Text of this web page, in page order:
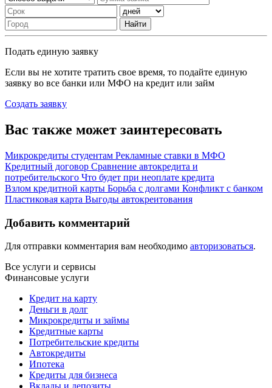
Найти
Подать единую заявку
Если вы не хотите тратить свое время, то подайте единую
заявку во все банки или МФО на кредит или займ
Создать заявку
Вас также может заинтересовать
Микрокредиты студентам Рекламные ставки в МФО
Кредитный договор Сравнение автокредита и
потребительского Что будет при неоплате кредита
Взлом кредитной карты Борьба с долгами Конфликт с банком
Пластиковая карта Выгоды автокреитования
Добавить комментарий
Для отправки комментария вам необходимо авторизоваться.
Все услуги и сервисы
Финансовые услуги
Кредит на карту
Деньги в долг
Микрокредиты и займы
Кредитные карты
Потребительские кредиты
Автокредиты
Ипотека
Кредиты для бизнеса